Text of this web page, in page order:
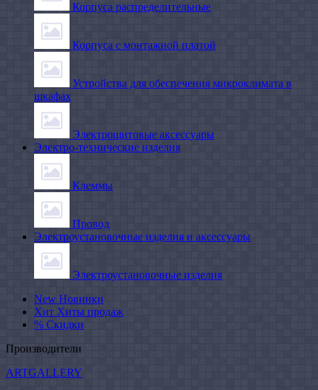
Корпуса распределительные
Корпуса с монтажной платой
Устройства для обеспечения микроклимата в
шкафах
Электрощитовые аксессуары
Электро-технические изделия
Клеммы
Провод
Электроустановочные изделия и аксессуары
Электроустановочные изделия
New Новинки
Хит Хиты продаж
% Скидки
Производители
ARTGALLERY